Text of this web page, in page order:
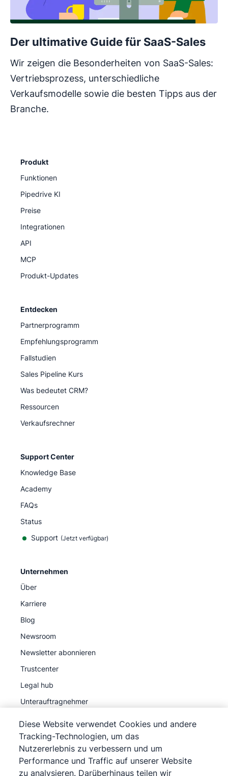
Der ultimative Guide für SaaS-Sales
Wir zeigen die Besonderheiten von SaaS-Sales:
Vertriebsprozess, unterschiedliche
Verkaufsmodelle sowie die besten Tipps aus der
Branche.
Produkt
Funktionen
Pipedrive KI
Preise
Integrationen
API
MCP
Produkt-Updates
Entdecken
Partnerprogramm
Empfehlungsprogramm
Fallstudien
Sales Pipeline Kurs
Was bedeutet CRM?
Ressourcen
Verkaufsrechner
Support Center
Knowledge Base
Academy
FAQs
Status
Support (Jetzt verfügbar)
Unternehmen
Über
Karriere
Blog
Newsroom
Newsletter abonnieren
Trustcenter
Legal hub
Unterauftragnehmer
©2026Pipedrive
Diese Website verwendet Cookies und andere
Tracking-Technologien, um das
Nutzererlebnis zu verbessern und um
Performance und Traffic auf unserer Website
zu analysieren. Darüberhinaus teilen wir